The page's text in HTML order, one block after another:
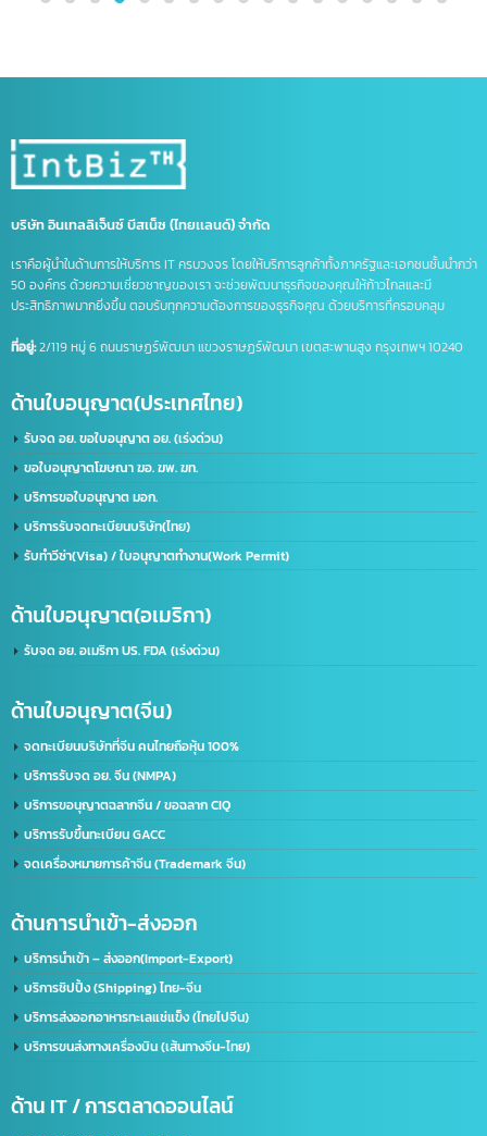
บริษัท อินเทลลิเจ็นซ์ บีสเน็ซ (ไทยเเลนด์) จำกัด
เราคือผู้นำในด้านการให้บริการ IT ครบวงจร โดยให้บริการลูกค้าทั้งภาครัฐและเอกชนชั้นนำ
ประสิทธิภาพมากยิ่งขึ้น ตอบรับทุกความต้องการของธุรกิจคุณ ด้วยบริการที่ครอบคลุม
ที่อยู่:2/119 หมู่ 6 ถนนราษฏร์พัฒนา แขวงราษฏร์พัฒนา เขตสะพานสูง กรุงเทพฯ 10240
ด้านใบอนุญาต(ประเทศไทย)
รับจด อย. ขอใบอนุญาต อย. (เร่งด่วน)
ขอใบอนุญาตโฆษณา ฆอ. ฆพ. ฆท.
บริการขอใบอนุญาต มอก.
บริการรับจดทะเบียนบริษัท(ไทย)
รับทำวีซ่า(Visa) / ใบอนุญาตทำงาน(Work Permit)
ด้านใบอนุญาต(อเมริกา)
รับจด​ อย.​ อเมริกา US. FDA​ (เร่งด่วน)
ด้านใบอนุญาต(จีน)
จดทะเบียนบริษัทที่จีน คนไทยถือหุ้น 100%
บริการขอนุญาตฉลากจีน / ขอฉลาก CIQ
บริการรับขึ้นทะเบียน GACC
จดเครื่องหมายการค้าจีน (Trademark จีน)
ด้านการนำเข้า-ส่งออก
บริการชิปปิ้ง (Shipping) ไทย-จีน